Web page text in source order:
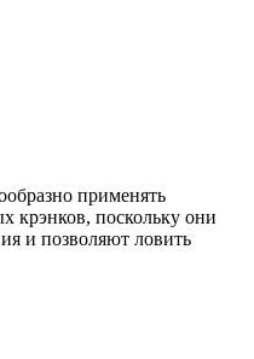
применять
крэнков, поскольку они
и позволяют ловить